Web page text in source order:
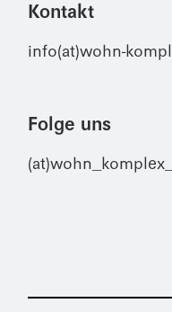
Kontakt
info(at)wohn-
Folge uns
(at)wohn_komplex_